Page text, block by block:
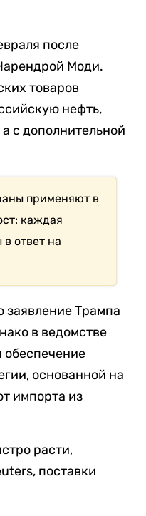
после
Моди.
товаров
нефть,
с дополнительной
применяют в
каждая
ответ на
заявление Трампа
в ведомстве
обеспечение
основанной на
импорта из
расти,
поставки